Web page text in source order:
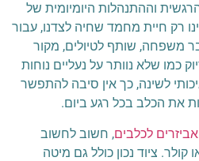
וההתנהלות היומיומית של
רק חיית מחמד שחיה לצדנו, עבור
משפחה, שותף לטיולים, מקור
כמו שלא נוותר על נעליים נוחות
לשינה, כך אין סיבה להתפשר
את הכלב בכל רגע ביום.
לכלבים, חשוב לחשוב
ציוד נכון כולל גם מיטה